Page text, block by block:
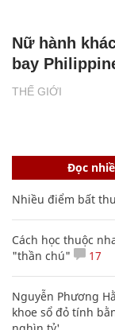
THẾ GIỚI
Nữ hành
bay
Đọc
Nhiều điểm bất
Cách học thuộc
"thần chú"
17
Nguyễn Phương
khoe sổ đỏ tính